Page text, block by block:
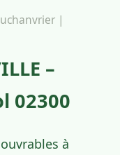
|
–
02300
à